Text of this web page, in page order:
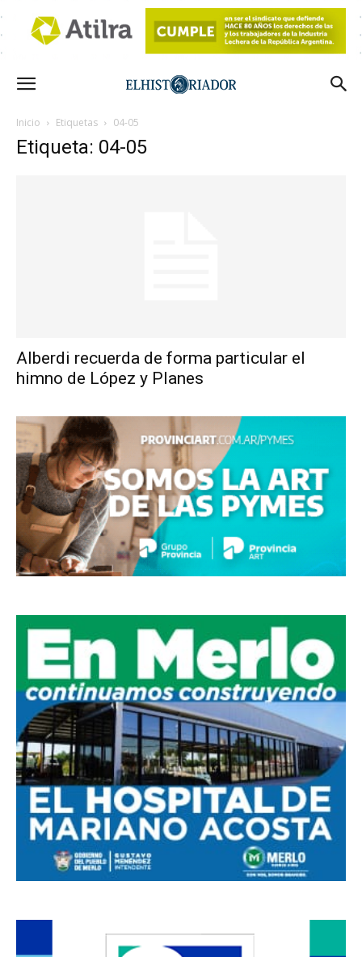
Inicio Etiquetas 04-05
Etiqueta: 04-05
Alberdi recuerda de forma particular el
himno de López y Planes